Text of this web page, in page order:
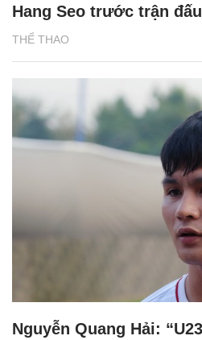
THỂ THAO
Hang Seo trước trận
Nguyễn Quang Hải: